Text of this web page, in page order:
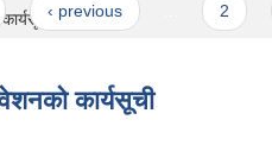
‹ previous
सम्बन्धमा
कार्यसूची